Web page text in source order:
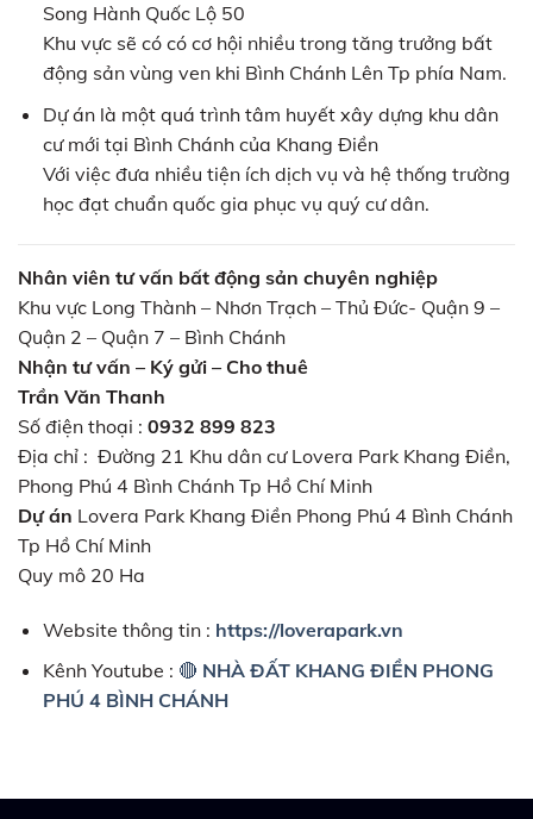
Song Hành Quốc Lộ 50
Khu vực sẽ có có cơ hội nhiều trong tăng trưởng bất
động sản vùng ven khi Bình Chánh Lên Tp phía Nam.
Dự án là một quá trình tâm huyết xây dựng khu dân
cư mới tại Bình Chánh của Khang Điền
Với việc đưa nhiều tiện ích dịch vụ và hệ thống trường
học đạt chuẩn quốc gia phục vụ quý cư dân.
Nhân viên tư vấn bất động sản chuyên nghiệp
Khu vực Long Thành – Nhơn Trạch – Thủ Đức- Quận 9 –
Quận 2 – Quận 7 – Bình Chánh
Nhận tư vấn – Ký gửi – Cho thuê
Trần Văn Thanh
Số điện thoại : 0932 899 823
Địa chỉ : Đường 21 Khu dân cư Lovera Park Khang Điền,
Phong Phú 4 Bình Chánh Tp Hồ Chí Minh
Dự án Lovera Park Khang Điền Phong Phú 4 Bình Chánh
Tp Hồ Chí Minh
Quy mô 20 Ha
Website thông tin : https://loverapark.vn
Kênh Youtube : 🔴 NHÀ ĐẤT KHANG ĐIỀN PHONG
PHÚ 4 BÌNH CHÁNH